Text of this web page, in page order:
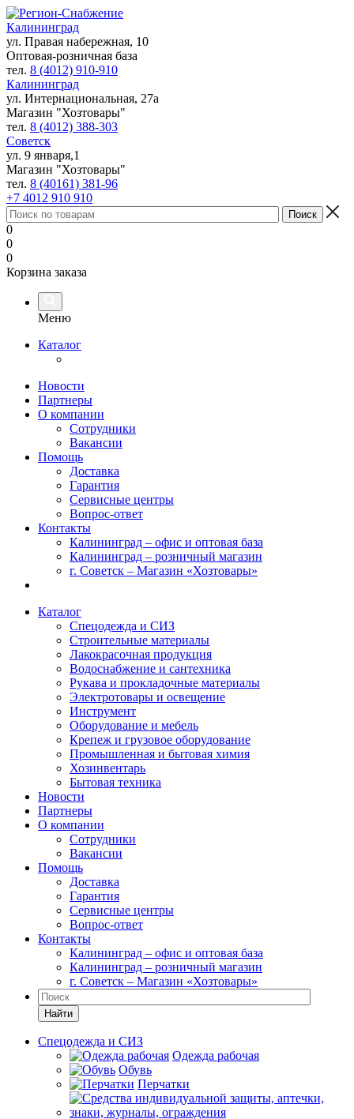
Калининград
ул. Правая набережная, 10
Оптовая-розничная база
тел. 8 (4012) 910-910
Калининград
ул. Интернациональная, 27а
Магазин "Хозтовары"
тел. 8 (4012) 388-303
Советск
ул. 9 января,1
Магазин "Хозтовары"
тел. 8 (40161) 381-96
+7 4012 910 910
0
0
0
Корзина заказа
Меню
Каталог
Новости
Партнеры
О компании
Сотрудники
Вакансии
Помощь
Доставка
Гарантия
Сервисные центры
Вопрос-ответ
Контакты
Калининград – офис и оптовая база
Калининград – розничный магазин
г. Советск – Магазин «Хозтовары»
Каталог
Спецодежда и СИЗ
Строительные материалы
Лакокрасочная продукция
Водоснабжение и сантехника
Рукава и прокладочные материалы
Электротовары и освещение
Инструмент
Оборудование и мебель
Крепеж и грузовое оборудование
Промышленная и бытовая химия
Хозинвентарь
Бытовая техника
Новости
Партнеры
О компании
Сотрудники
Вакансии
Помощь
Доставка
Гарантия
Сервисные центры
Вопрос-ответ
Контакты
Калининград – офис и оптовая база
Калининград – розничный магазин
г. Советск – Магазин «Хозтовары»
Найти
Спецодежда и СИЗ
Одежда рабочая
Обувь
Перчатки